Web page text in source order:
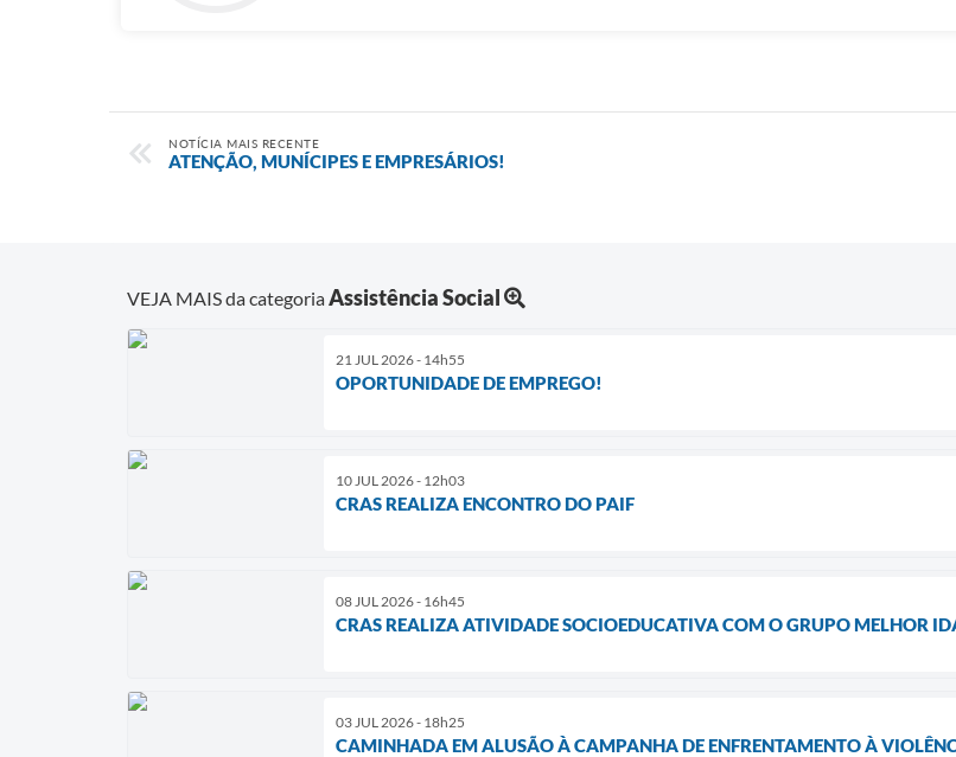
NOTÍCIA MAIS RECENTE
ATENÇÃO, MUNÍCIPES E EMPRESÁRIOS!
VEJA MAIS da categoriaAssistência Social
21 JUL 2026 - 14h55
OPORTUNIDADE DE EMPREGO!
10 JUL 2026 - 12h03
CRAS REALIZA ENCONTRO DO PAIF
08 JUL 2026 - 16h45
CRAS REALIZA ATIVIDADE SOCIOEDUCATIVA COM O GRUPO MELHOR
03 JUL 2026 - 18h25
CAMINHADA EM ALUSÃO À CAMPANHA DE ENFRENTAMENTO À